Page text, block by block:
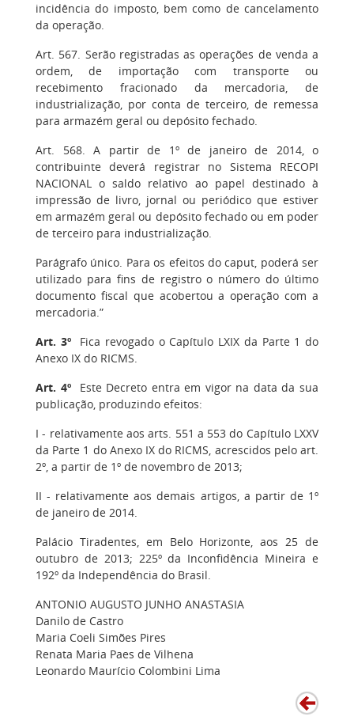
incidência do imposto, bem como de cancelamento
da operação.
Art. 567. Serão registradas as operações de venda a
ordem, de importação com transporte ou
recebimento fracionado da mercadoria, de
industrialização, por conta de terceiro, de remessa
para armazém geral ou depósito fechado.
Art. 568. A partir de 1º de janeiro de 2014, o
contribuinte deverá registrar no Sistema RECOPI
NACIONAL o saldo relativo ao papel destinado à
impressão de livro, jornal ou periódico que estiver
em armazém geral ou depósito fechado ou em poder
de terceiro para industrialização.
Parágrafo único. Para os efeitos do caput, poderá ser
utilizado para fins de registro o número do último
documento fiscal que acobertou a operação com a
mercadoria.”
Art. 3ºFica revogado o Capítulo LXIX da Parte 1 do
Anexo IX do RICMS.
Art. 4ºEste Decreto entra em vigor na data da sua
publicação, produzindo efeitos:
I - relativamente aos arts. 551 a 553 do Capítulo LXXV
da Parte 1 do Anexo IX do RICMS, acrescidos pelo art.
2º, a partir de 1º de novembro de 2013;
II - relativamente aos demais artigos, a partir de 1º
de janeiro de 2014.
Palácio Tiradentes, em Belo Horizonte, aos 25 de
outubro de 2013; 225º da Inconfidência Mineira e
192º da Independência do Brasil.
ANTONIO AUGUSTO JUNHO ANASTASIA
Danilo de Castro
Maria Coeli Simões Pires
Renata Maria Paes de Vilhena
Leonardo Maurício Colombini Lima